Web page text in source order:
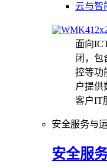
云与智
面向
闭，包
控等功
户提供
客户IT
安全服务与
安全服